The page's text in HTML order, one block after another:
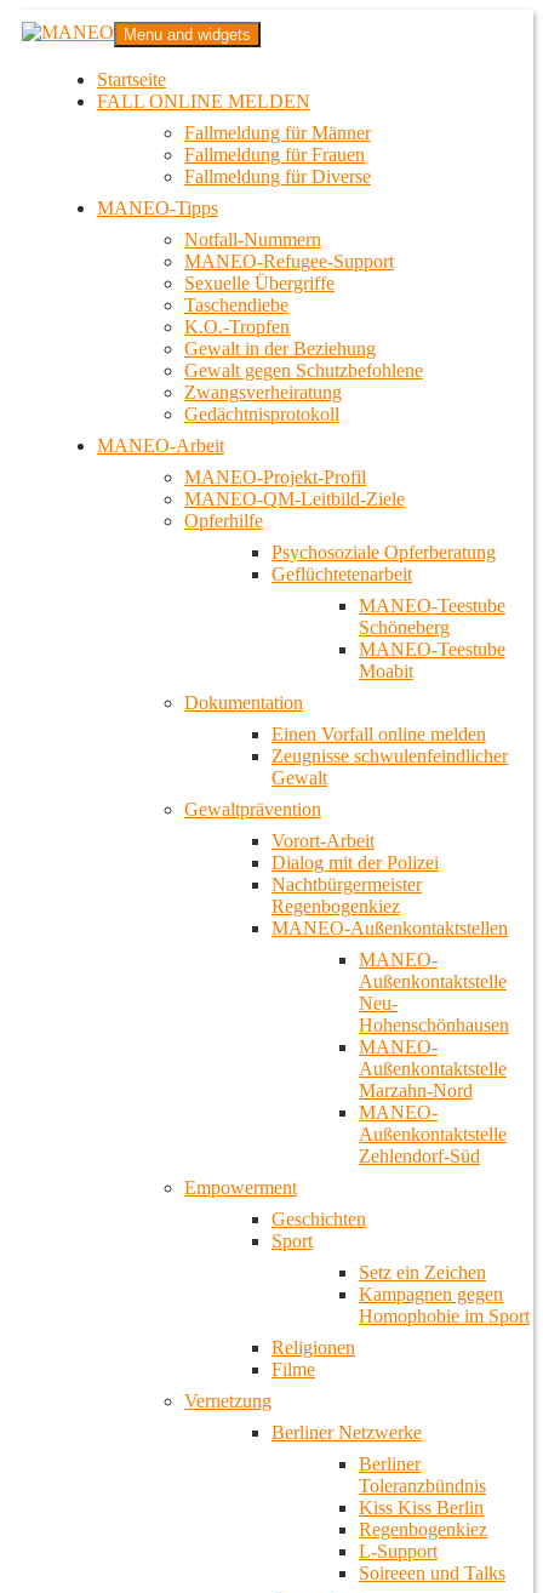
Zum
InhaltMANEO
Das schwule Anti-Gewalt-Projekt in Berlin
Menu and widgets
Startseite
FALL ONLINE MELDEN
Fallmeldung für Männer
Fallmeldung für Frauen
Fallmeldung für Diverse
MANEO-Tipps
Notfall-Nummern
MANEO-Refugee-Support
Sexuelle Übergriffe
Taschendiebe
K.O.-Tropfen
Gewalt in der Beziehung
Gewalt gegen Schutzbefohlene
Zwangsverheiratung
Gedächtnisprotokoll
MANEO-Arbeit
MANEO-Projekt-Profil
MANEO-QM-Leitbild-Ziele
Opferhilfe
Psychosoziale Opferberatung
Geflüchtetenarbeit
MANEO-Teestube
Schöneberg
MANEO-Teestube
Moabit
Dokumentation
Einen Vorfall online melden
Zeugnisse schwulenfeindlicher
Gewalt
Gewaltprävention
Vorort-Arbeit
Dialog mit der Polizei
Nachtbürgermeister
Regenbogenkiez
MANEO-Außenkontaktstellen
MANEO-
Außenkontaktstelle
Neu-
Hohenschönhausen
MANEO-
Außenkontaktstelle
Marzahn-Nord
MANEO-
Außenkontaktstelle
Zehlendorf-Süd
Empowerment
Geschichten
Sport
Setz ein Zeichen
Kampagnen gegen
Homophobie im Sport
Religionen
Filme
Vernetzung
Berliner Netzwerke
Berliner
Toleranzbündnis
Kiss Kiss Berlin
Regenbogenkiez
L-Support
Soireeen und Talks